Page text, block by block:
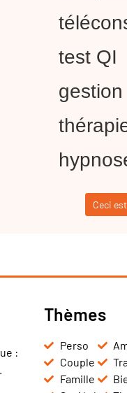
test QI
Ceci
:
Thèmes
Perso
Couple
Famille